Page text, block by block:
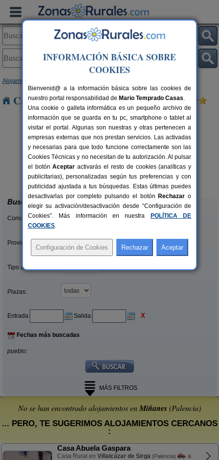
Alojamientos
Casas Rurales cerca de Miñanes
10+1 pers.
desde30 €
Casa Calderón II
Brañosera (Palencia)
Buscar
Comunidades:
Provincias/Islas:
Tipo alquiler:
Plazas:
Entrada: Salida: X
Fechas más buscadas
pueblo:
MÁS FILTROS
No se han encontrado alojamientos enMiñanes(Palencia)
... PERO, TE SUGERIMOS ALOJAMIENTOS CERCANOS
:
Casa Abuela Gaspara
Casa Rural en Villalcázar de Sirga (Palencia)
a
INFORMACIÓN BÁSICA SOBRE
COOKIES
Bienvenid@ a la información básica sobre las cookies de
nuestro portal responsabilidad de Mario Temprado Casas.
Una cookie o galleta informática es un pequeño archivo de
información que se guarda en tu pc, smartphone o tablet al
visitar el portal. Algunas son nuestras y otras pertenecen a
empresas externas que nos prestan servicios. Las activadas
y necesarias para que todo funcione correctamente son las
Cookies Técnicas y no necesitan de tu autorización. Al pulsar
el botónAceptar activarás el resto de cookies (analíticas y
publicitarias), personalizadas según tus preferencias y con
publicidad ajustada a tus búsquedas. Estas últimas puedes
desactivarlas por completo pulsando el botón Rechazar o
elegir su activación/desactivación desde “Configuración de
Cookies”. Más información en nuestra
POLÍTICA DE
COOKIES.